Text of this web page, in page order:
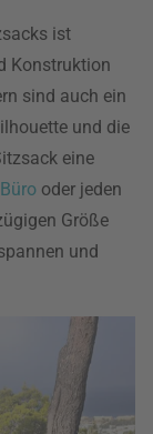
ist
Konstruktion
sind auch ein
und die
eine
Büro oder jeden
Größe
und